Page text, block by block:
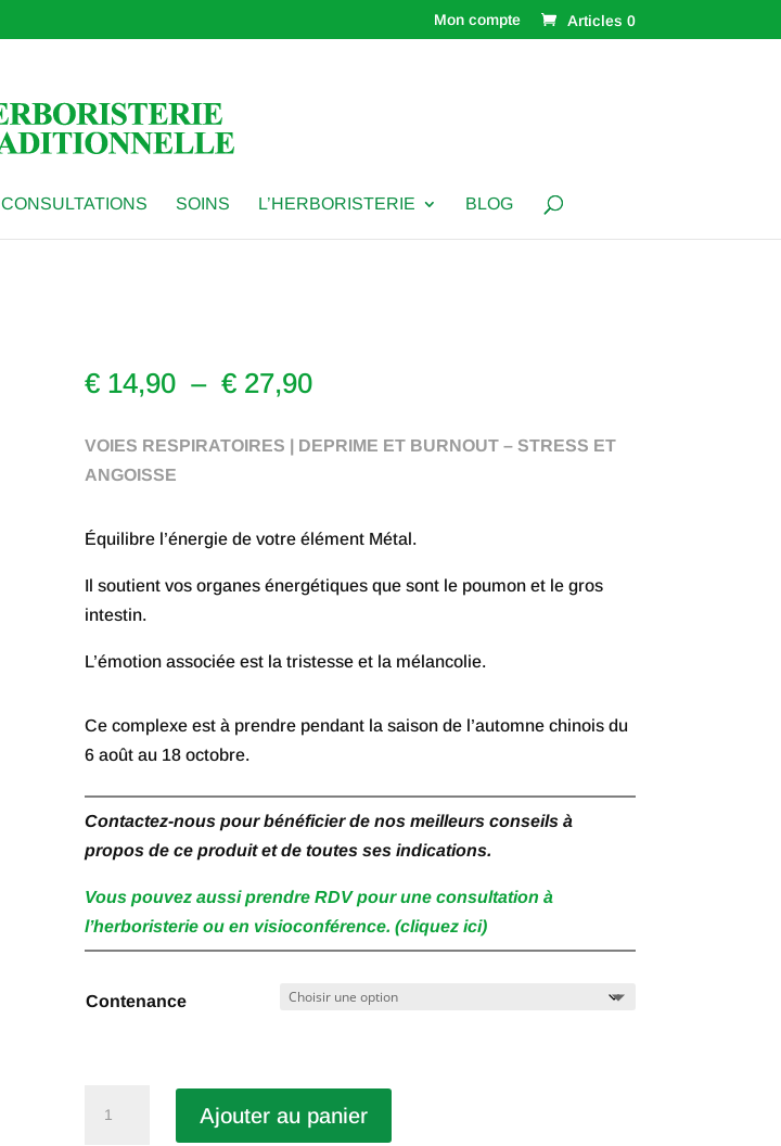
Mon compte Articles 0
CONSULTATIONS SOINS L’HERBORISTERIE BLOG
€14,90 – €27,90Plage
prix :
€ 27,90
VOIES RESPIRATOIRES | DEPRIME ET BURNOUT – STRESS ET
ANGOISSE
Équilibre l’énergie de votre élément Métal.
Il soutient vos organes énergétiques que sont le poumon et le gros
intestin.
L’émotion associée est la tristesse et la mélancolie.
Ce complexe est à prendre pendant la saison de l’automne chinois du
6 août au 18 octobre.
Contactez-nous pour bénéficier de nos meilleurs conseils à
propos de ce produit et de toutes ses indications.
Vous pouvez aussi prendre RDV pour une consultation à
l’herboristerie ou en visioconférence. (cliquez ici)
Contenance
Ajouter au panier